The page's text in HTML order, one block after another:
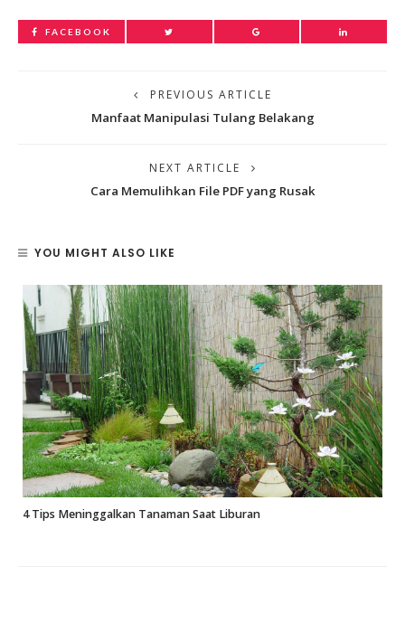
FACEBOOK
PREVIOUS ARTICLE
Manfaat Manipulasi Tulang Belakang
NEXT ARTICLE
Cara Memulihkan File PDF yang Rusak
YOU MIGHT ALSO LIKE
4 Tips Meninggalkan Tanaman Saat Liburan